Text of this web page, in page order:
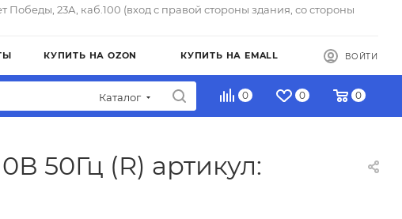
23А, каб.100 (вход с правой стороны здания, со стороны
КУПИТЬ НА OZON КУПИТЬ НА EMALL ВОЙТИ
Каталог 0 0 0
50Гц (R) артикул: